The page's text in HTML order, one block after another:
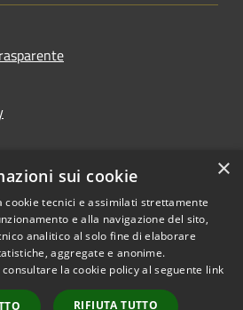
Copyright © 2026 • Comune di
Loano • Powered by
Municipium• Accesso
×
sui cookie
cookie tecnici e assimilati strettamente
e alla navigazione del sito,
analitico al solo fine di elaborare
aggregate e anonime.
la cookie policy al seguente link
RIFIUTA TUTTO